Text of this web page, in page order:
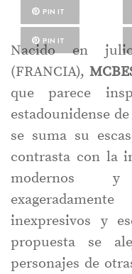
PIN IT
PIN IT
Nacido en
(FRANCIA),
que parece
estadounidense
se suma su
contrasta con la
modernos y
inexpresivos y
propuesta se
personajes de